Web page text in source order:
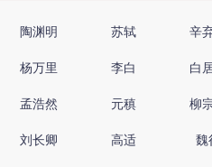
陶渊明 苏轼 辛
杨万里 李白 白
孟浩然 元稹 柳
刘长卿 高适 魏